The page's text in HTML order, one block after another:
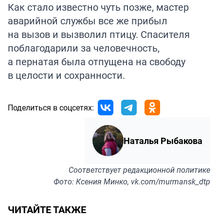
Как стало известно чуть позже, мастер
аварийной службы все же прибыл
на вызов и вызволил птицу. Спасителя
поблагодарили за человечность,
а пернатая была отпущена на свободу
в целости и сохранности.
Поделиться в соцсетях:
Наталья Рыбакова
Соответствуетредакционной политике
Фото: Ксения Минко, vk.com/murmansk_dtp
ЧИТАЙТЕ ТАКЖЕ